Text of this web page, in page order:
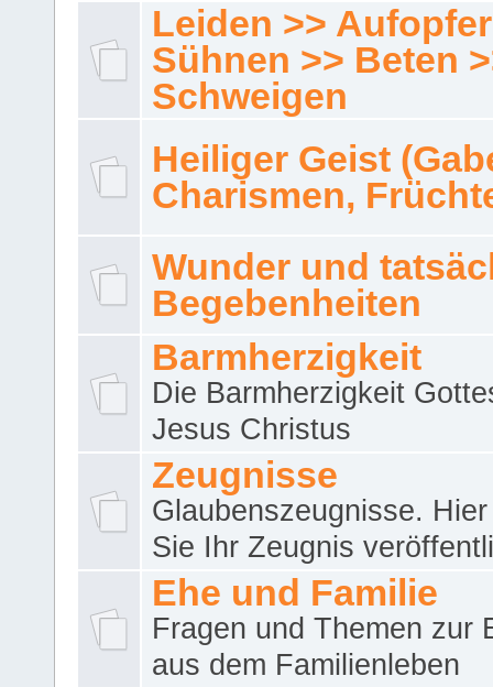
Leiden >>
Sühnen >> Beten
Schweigen
Heiliger Geist
Charismen,
Wunder und
Begebenheiten
Barmherzigkeit
Die Barmherzigkeit
Jesus Christus
Zeugnisse
Glaubenszeugnisse.
Sie Ihr Zeugnis
Ehe und Familie
Fragen und Themen zur
aus dem Familienleben